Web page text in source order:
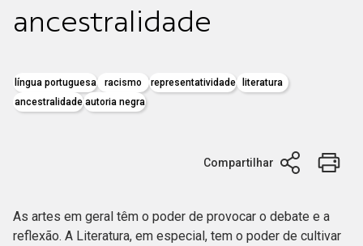
ancestralidade
língua portuguesa racismo representatividade
literatura
ancestralidade autoria negra
Compartilhar
As artes em geral têm o poder de provocar o debate e a
reflexão. A Literatura, em especial, tem o poder de cultivar